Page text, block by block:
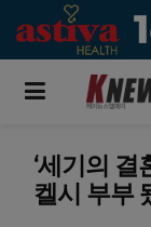
‘세기의 결
켈시 부부